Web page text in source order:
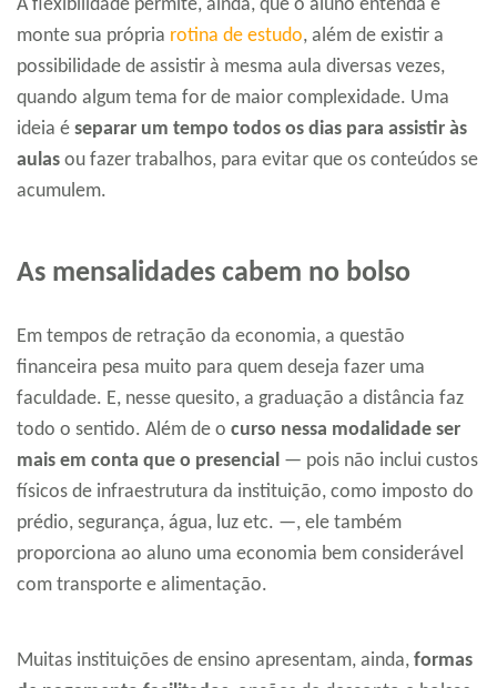
A flexibilidade permite, ainda, que o aluno entenda e
monte sua própria rotina de estudo, além de existir a
possibilidade de assistir à mesma aula diversas vezes,
quando algum tema for de maior complexidade. Uma
ideia é separar um tempo todos os dias para assistir às
aulas ou fazer trabalhos, para evitar que os conteúdos se
acumulem.
As mensalidades cabem no bolso
Em tempos de retração da economia, a questão
financeira pesa muito para quem deseja fazer uma
faculdade. E, nesse quesito, a graduação a distância faz
todo o sentido. Além de o curso nessa modalidade ser
mais em conta que o presencial — pois não inclui custos
físicos de infraestrutura da instituição, como imposto do
prédio, segurança, água, luz etc. —, ele também
proporciona ao aluno uma economia bem considerável
com transporte e alimentação.
Muitas instituições de ensino apresentam, ainda, formas